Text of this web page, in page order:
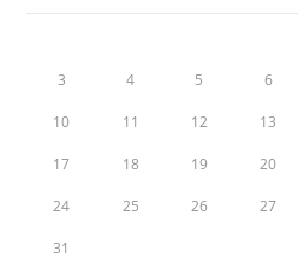
3 4 5 6
10 11 12 13
17 18 19 20
24 25 26 27
31